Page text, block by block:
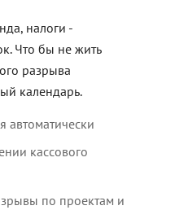
налоги -
Что бы не жить
разрыва
календарь.
автоматически
кассового
по проектам и